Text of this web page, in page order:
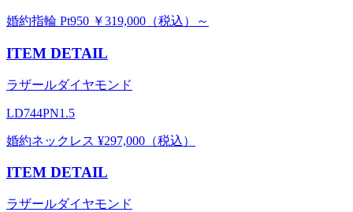
婚約指輪 Pt950 ￥319,000（税込）～
ITEM DETAIL
ラザールダイヤモンド
LD744PN1.5
婚約ネックレス ¥297,000（税込）
ITEM DETAIL
ラザールダイヤモンド